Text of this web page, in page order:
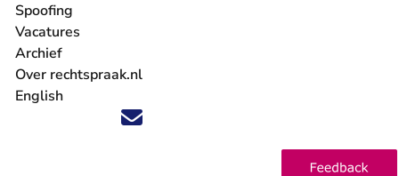
Volg ons op X (Twitter) - U verlaat Rechtspraak.nl
Volg ons op Facebook - U verlaat Rechtspraak.nl
Volg ons op Instagram - U verlaat Rechtspraak.nl
Volg ons op Youtube - U verlaat Rechtspraak.nl
Volg ons op LinkedIn - U verlaat
'Blijf op de hoogte' nieuwsbrief - U verlaat
Spoofing
Vacatures
- U verlaat Rechtspraak.nl
Archief
Over rechtspraak.nl
English